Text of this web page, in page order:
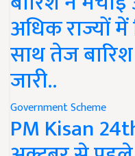
अधिक राज्यों
साथ तेज
जारी..
Government Scheme
PM Kisan